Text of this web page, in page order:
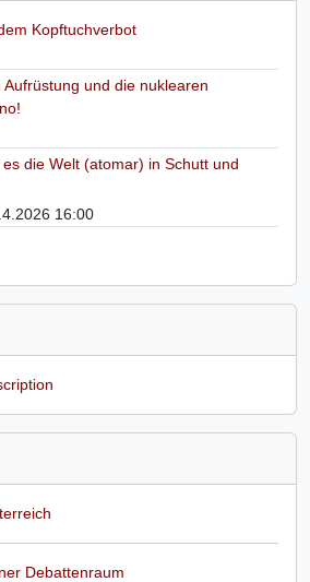
Kopftuchverbot
und die nuklearen
die Welt (atomar) in Schutt und
16:00
Debattenraum